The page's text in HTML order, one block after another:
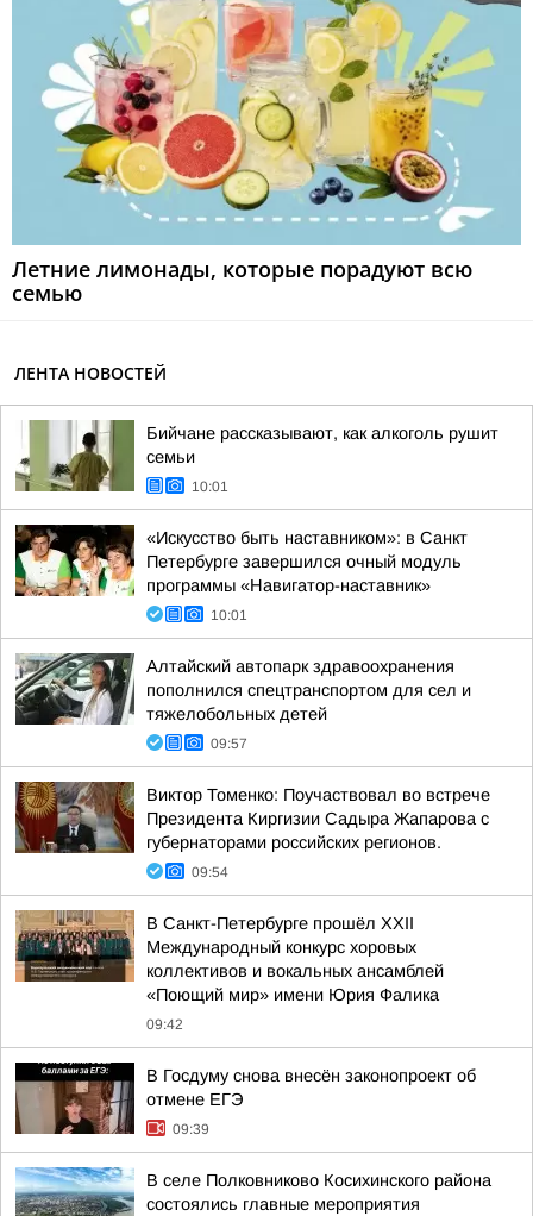
Летние лимонады, которые порадуют всю
семью
ЛЕНТА НОВОСТЕЙ
Бийчане рассказывают, как алкоголь рушит
семьи
10:01
«Искусство быть наставником»: в Санкт
Петербурге завершился очный модуль
программы «Навигатор-наставник»
10:01
Алтайский автопарк здравоохранения
пополнился спецтранспортом для сел и
тяжелобольных детей
09:57
Виктор Томенко: Поучаствовал во встрече
Президента Киргизии Садыра Жапарова с
губернаторами российских регионов.
09:54
В Санкт-Петербурге прошёл XXII
Международный конкурс хоровых
коллективов и вокальных ансамблей
«Поющий мир» имени Юрия Фалика
09:42
В Госдуму снова внесён законопроект об
отмене ЕГЭ
09:39
В селе Полковниково Косихинского района
состоялись главные мероприятия